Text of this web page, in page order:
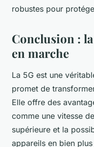
robustes pour
Conclusion :
en marche
La 5G est une
promet de
Elle offre des
comme une vitesse
supérieure et la
appareils en bien